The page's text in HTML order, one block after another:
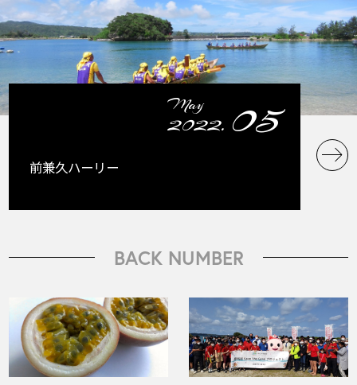
May
2022. 05
前兼久ハーリー
BACK NUMBER